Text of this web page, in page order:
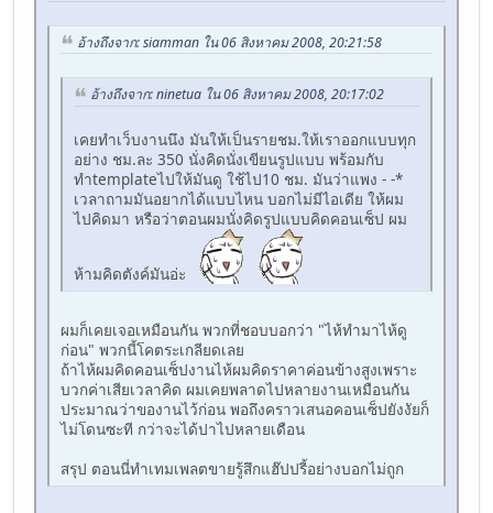
อ้างถึงจาก: siamman ใน 06 สิงหาคม 2008, 20:21:58
อ้างถึงจาก: ninetua ใน 06 สิงหาคม 2008, 20:17:02
เคยทำเว็บงานนึง มันให้เป็นรายชม.ให้เราออกแบบทุก
อย่าง ชม.ละ 350 นั่งคิดนั่งเขียนรูปแบบ พร้อมกับ
ทำtemplateไปให้มันดู ใช้ไป10 ชม. มันว่าแพง - -*
เวลาถามมันอยากได้แบบไหน บอกไม่มีไอเดีย ให้ผม
ไปคิดมา หรือว่าตอนผมนั่งคิดรูปแบบคิดคอนเซ็ป ผม
ห้ามคิดตังค์มันอ่ะ
ผมก็เคยเจอเหมือนกัน พวกที่ชอบบอกว่า "ไห้ทำมาไห้ดู
ก่อน" พวกนี้โคตระเกลียดเลย
ถ้าไห้ผมคิดคอนเซ็ปงานไห้ผมคิดราคาค่อนข้างสูงเพราะ
บวกค่าเสียเวลาคิด ผมเคยพลาดไปหลายงานเหมือนกัน
ประมาณว่าของานไว้ก่อน พอถึงคราวเสนอคอนเซ็ปยังงัยก็
ไม่โดนซะที กว่าจะได้ปาไปหลายเดือน
สรุป ตอนนี่ทำเทมเพลตขายรู้สึกแฮ๊ปปรี้อย่างบอกไม่ถูก